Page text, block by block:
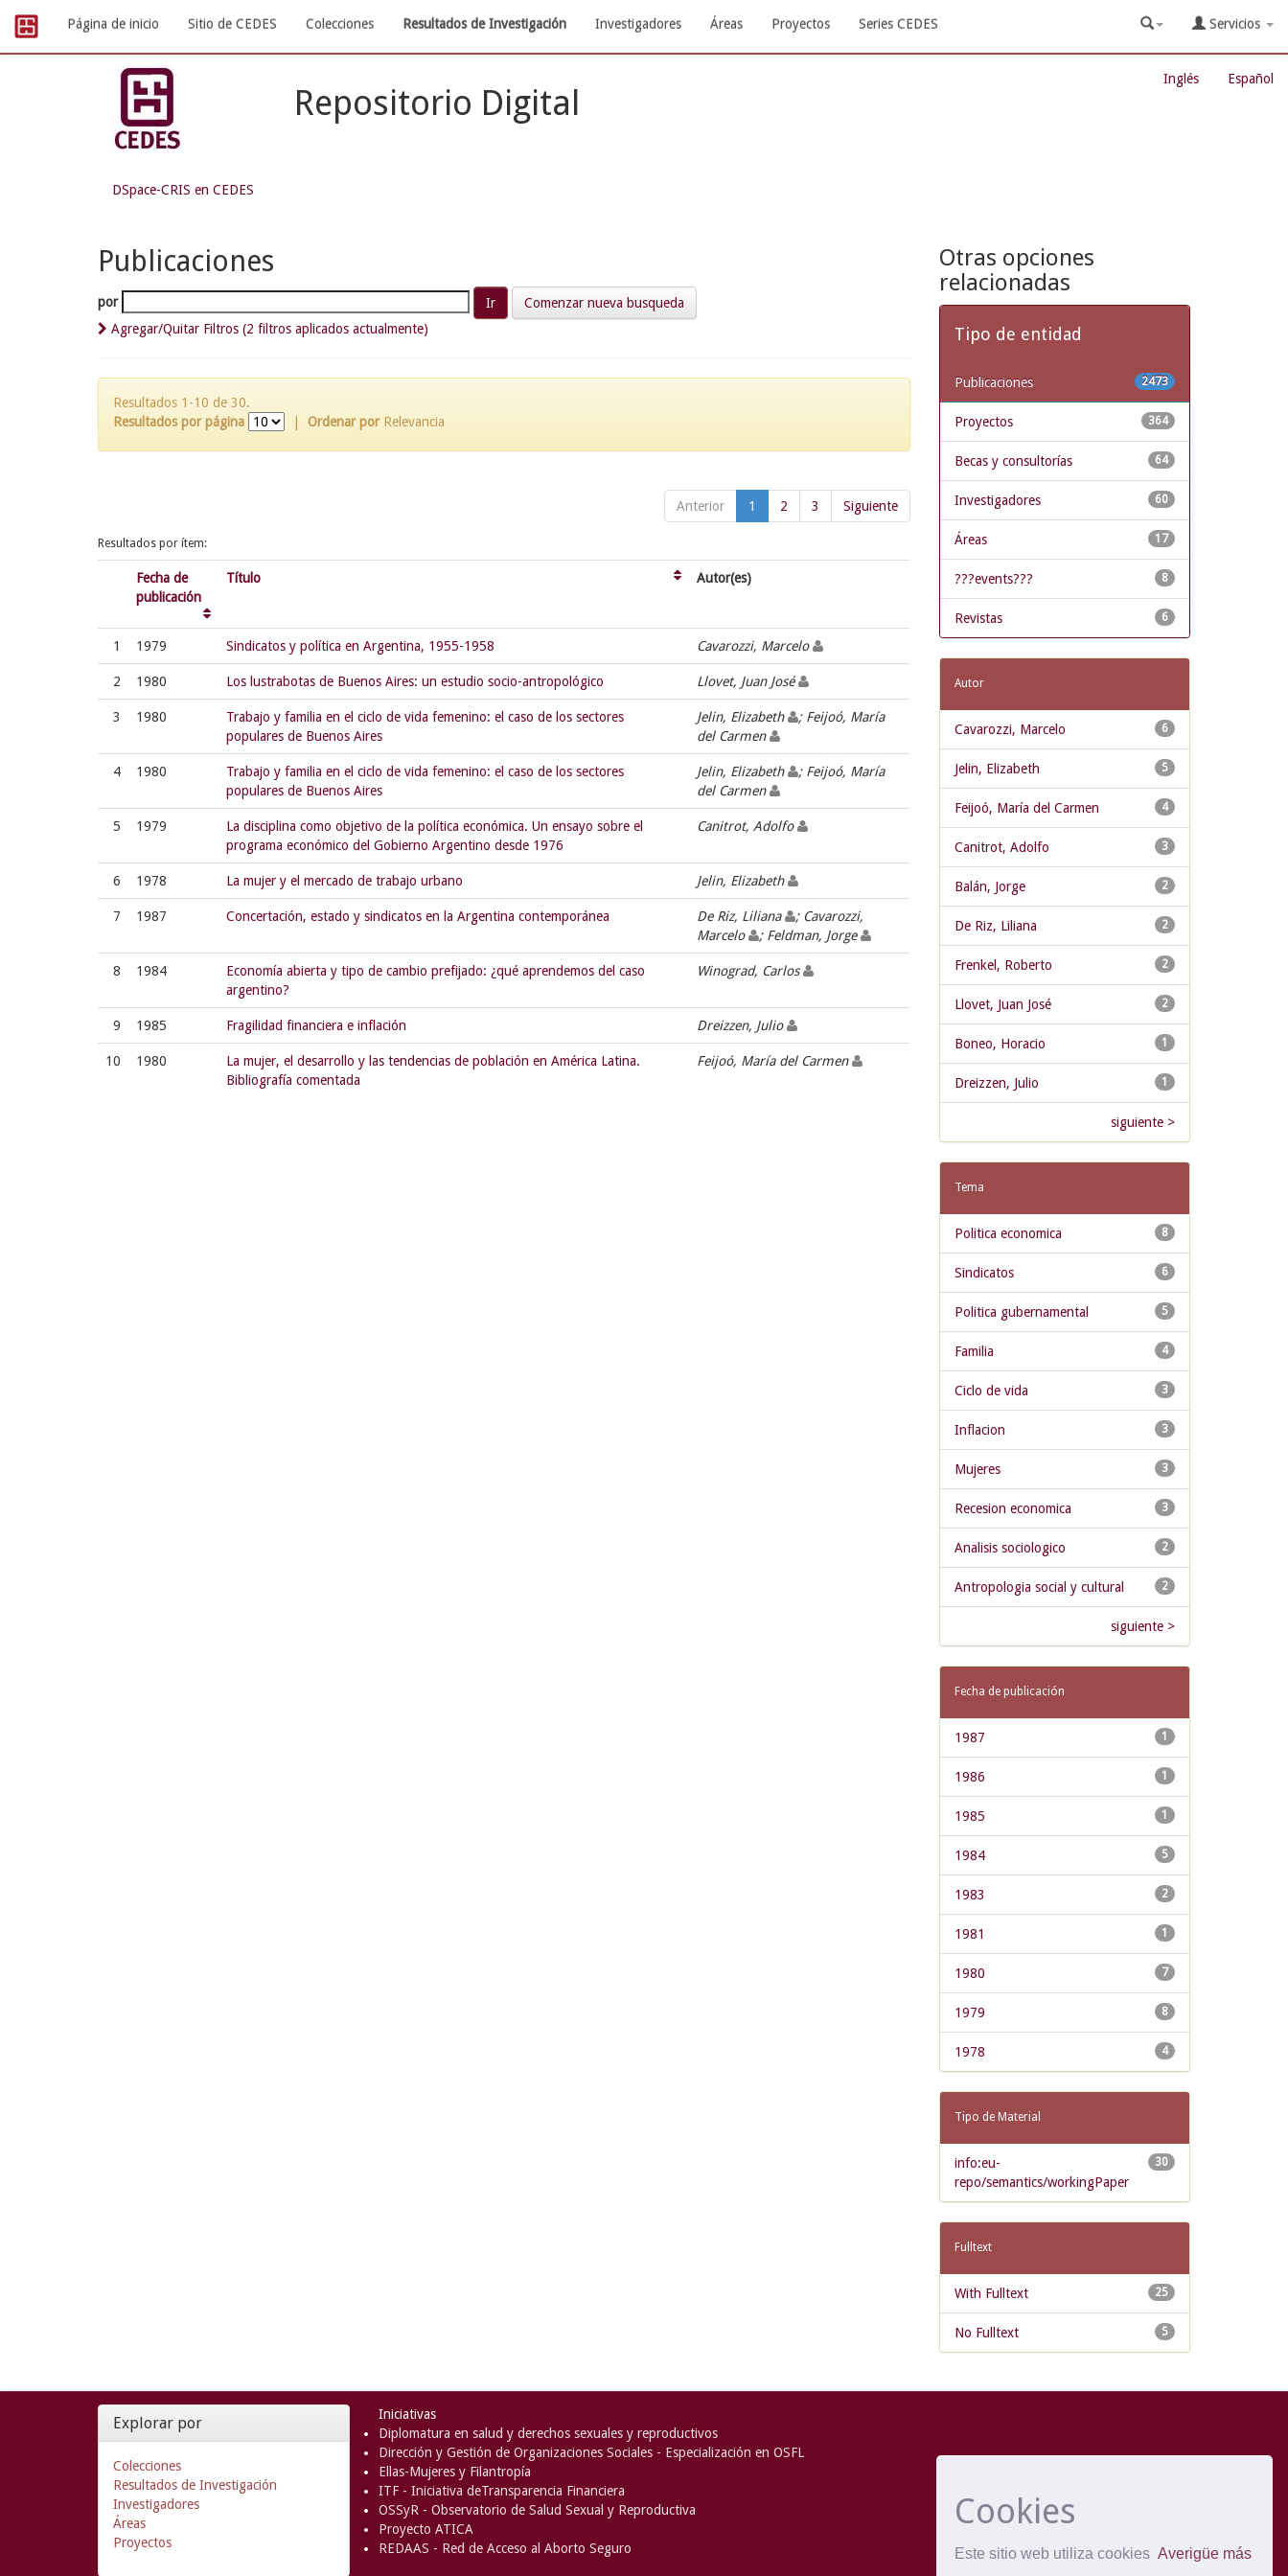
Cookies
Este sitio web utiliza cookies Averigüe más
navigation
Página de inicio Sitio de CEDES Colecciones Resultados de Investigación Investigadores Áreas Proyectos Series CEDES Servicios
Inglés Español
Repositorio Digital
DSpace-CRIS en CEDES
Publicaciones
por
Comenzar nueva busqueda
Agregar/Quitar Filtros (2 filtros aplicados actualmente)
Resultados 1-10 de 30.
Resultados por página
Ordenar por Relevancia
Anterior 1 2 3 Siguiente
Resultados por ítem:
Fecha de
publicación
Título Autor(es)
1 1979 Sindicatos y política en Argentina, 1955-1958 Cavarozzi, Marcelo
2 1980 Los lustrabotas de Buenos Aires: un estudio socio-antropológico Llovet, Juan José
3 1980
Trabajo y familia en el ciclo de vida femenino: el caso de los sectores
populares de Buenos Aires
Jelin, Elizabeth
; Feijoó, María
del Carmen
4 1980
Trabajo y familia en el ciclo de vida femenino: el caso de los sectores
populares de Buenos Aires
Jelin, Elizabeth
; Feijoó, María
del Carmen
5 1979
La disciplina como objetivo de la política económica. Un ensayo sobre el
programa económico del Gobierno Argentino desde 1976
Canitrot, Adolfo
6 1978 La mujer y el mercado de trabajo urbano Jelin, Elizabeth
7 1987 Concertación, estado y sindicatos en la Argentina contemporánea De Riz, Liliana
; Cavarozzi,
Marcelo
; Feldman, Jorge
8 1984
Economía abierta y tipo de cambio prefijado: ¿qué aprendemos del caso
argentino?
Winograd, Carlos
9 1985 Fragilidad financiera e inflación Dreizzen, Julio
10 1980
La mujer, el desarrollo y las tendencias de población en América Latina.
Bibliografía comentada
Feijoó, María del Carmen
Otras opciones
relacionadas
Tipo de entidad
2473
Publicaciones
364
Proyectos
64
Becas y consultorías
60
Investigadores
17
Áreas
8
???events???
6
Revistas
Autor
6
Cavarozzi, Marcelo
5
Jelin, Elizabeth
4
Feijoó, María del Carmen
3
Canitrot, Adolfo
2
Balán, Jorge
2
De Riz, Liliana
2
Frenkel, Roberto
2
Llovet, Juan José
1
Boneo, Horacio
1
Dreizzen, Julio
siguiente >
Tema
8
Politica economica
6
Sindicatos
5
Politica gubernamental
4
Familia
3
Ciclo de vida
3
Inflacion
3
Mujeres
3
Recesion economica
2
Analisis sociologico
2
Antropologia social y cultural
siguiente >
Fecha de publicación
1
1987
1
1986
1
1985
5
1984
2
1983
1
1981
7
1980
8
1979
4
1978
Tipo de Material
30
info:eu-
repo/semantics/workingPaper
Fulltext
25
With Fulltext
5
No Fulltext
Explorar por
Colecciones
Resultados de Investigación
Investigadores
Áreas
Proyectos
Iniciativas
Diplomatura en salud y derechos sexuales y reproductivos
Dirección y Gestión de Organizaciones Sociales - Especialización en OSFL
Ellas-Mujeres y Filantropía
ITF - Iniciativa deTransparencia Financiera
OSSyR - Observatorio de Salud Sexual y Reproductiva
Proyecto ATICA
REDAAS - Red de Acceso al Aborto Seguro